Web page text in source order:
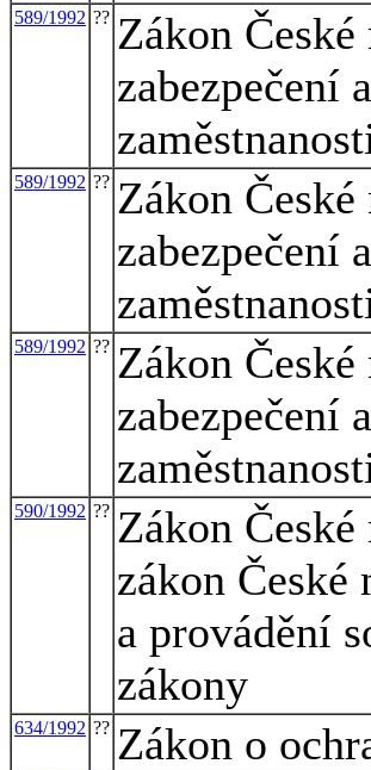
589/1992 ?? Zákon
zabezpečení
589/1992 ?? Zákon
zabezpečení
589/1992 ?? Zákon
zabezpečení
590/1992 ?? Zákon
zákon České
a provádění
zákony
634/1992 ?? Zákon o